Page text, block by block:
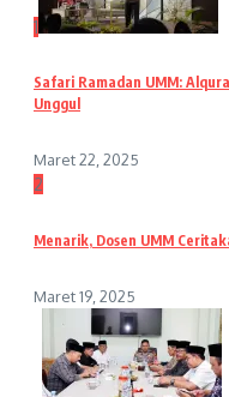
1
Safari Ramadan UMM:
Unggul
Maret 22, 2025
2
Menarik, Dosen UMM
Maret 19, 2025